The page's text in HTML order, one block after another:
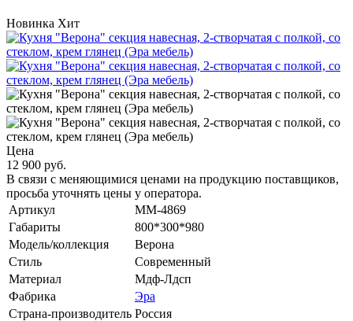
Новинка Хит
Цена
12 900 руб.
В связи с меняющимися ценами на продукцию поставщиков,
просьба уточнять цены у оператора.
Артикул
MM-4869
Габариты
800*300*980
Модель/коллекция
Верона
Стиль
Современный
Материал
Мдф-Лдсп
Фабрика
Эра
Страна-производитель Россия